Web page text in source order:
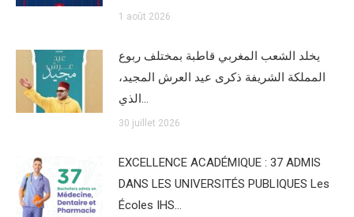
1 août 2026
يخلد الشعب المغربي قاطبة بمختلف ربوع
المملكة الشريفة ذكرى عيد العرش المجيد،
الذي…
30 juillet 2026
EXCELLENCE ACADÉMIQUE : 37 ADMIS
DANS LES UNIVERSITÉS PUBLIQUES Les
Écoles IHS…